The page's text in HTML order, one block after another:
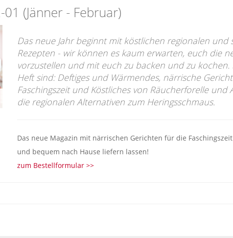
(Jänner - Februar)
Das neue Jahr beginnt mit köstlichen regionalen und
Rezepten - wir können es kaum erwarten, euch die
vorzustellen und mit euch zu backen und zu
Heft sind: Deftiges und Wärmendes, närrische
Faschingszeit und Köstliches von Räucherforelle und
die regionalen Alternativen zum Heringsschmaus.
Das neue Magazin mit närrischen Gerichten für die
und bequem nach Hause liefern lassen!
zum Bestellformular >>